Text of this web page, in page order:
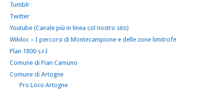
Tumblr
Twitter
Youtube (Canale più in linea col nostro sito)
Wikiloc – I percorsi di Montecampione e delle zone limitrofe
Plan 1800 s.r.l
Comune di Pian Camuno
Comune di Artogne
Pro Loco Artogne